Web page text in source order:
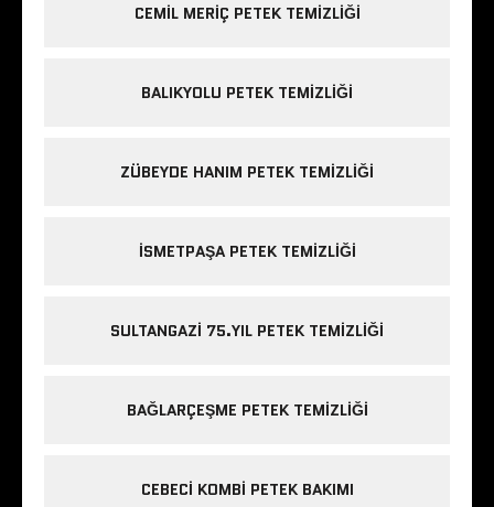
CEMIL MERIÇ PETEK TEMIZLIĞI
BALIKYOLU PETEK TEMIZLIĞI
ZÜBEYDE HANIM PETEK TEMIZLIĞI
ISMETPAŞA PETEK TEMIZLIĞI
SULTANGAZI 75.YIL PETEK TEMIZLIĞI
BAĞLARÇEŞME PETEK TEMIZLIĞI
CEBECI KOMBI PETEK BAKIMI